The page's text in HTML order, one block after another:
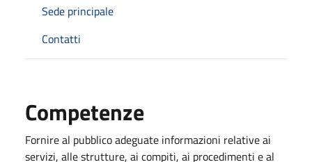
Sede principale
Contatti
Competenze
Fornire al pubblico adeguate informazioni relative ai
servizi, alle strutture, ai compiti, ai procedimenti e al